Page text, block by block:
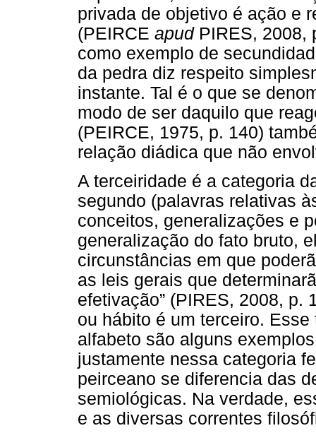
privada de objetivo é ação e
(PEIRCE apudPIRES, 2008,
como exemplo de
da pedra diz respeito
instante. Tal é o que se
modo de ser daquilo que
(PEIRCE, 1975, p. 140)
relação diádica que não
A terceiridade é a categoria
segundo (palavras relativas
conceitos, generalizações e
generalização do fato bruto,
circunstâncias em que
as leis gerais que
efetivação” (PIRES, 2008, p.
ou hábito é um terceiro.
alfabeto são alguns
justamente nessa categoria
peirceano se diferencia das
semiológicas. Na verdade,
e as diversas correntes